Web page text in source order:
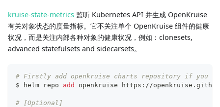
kruise-state-metrics 监听 Kubernetes API 并生成 OpenKruise
有关对象状态的度量指标。它不关注单个 OpenKruise 组件的健康
状况，而是关注内部各种对象的健康状况，例如：clonesets,
advanced statefulsets and sidecarsets。
# Firstly add openkruise charts repository if you
$ helm repo add openkruise https://
# [Optional]